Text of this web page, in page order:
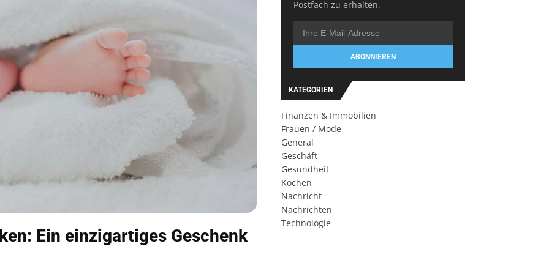
Ein einzigartiges Geschenk
Postfach zu erhalten.
ABONNIEREN
KATEGORIEN
Finanzen & Immobilien
Frauen / Mode
General
Geschäft
Gesundheit
Kochen
Nachricht
Nachrichten
Technologie